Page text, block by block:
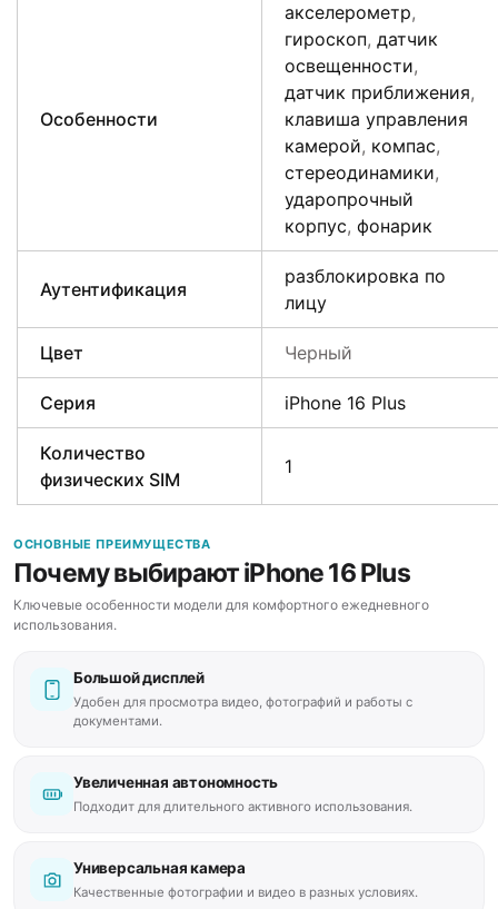
Особенности
акселерометр,
гироскоп, датчик
освещенности,
датчик приближения,
клавиша управления
камерой, компас,
стереодинамики,
ударопрочный
корпус, фонарик
Аутентификация
разблокировка по
лицу
Цвет Черный
Серия iPhone 16 Plus
Количество
физических SIM
1
ОСНОВНЫЕ ПРЕИМУЩЕСТВА
Почему выбирают iPhone 16 Plus
Ключевые особенности модели для комфортного ежедневного
использования.
Большой дисплей
Удобен для просмотра видео, фотографий и работы с
документами.
Увеличенная автономность
Подходит для длительного активного использования.
Универсальная камера
Качественные фотографии и видео в разных условиях.